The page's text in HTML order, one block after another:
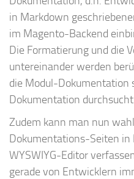
in Markdown
im Magento-Backend
Die Formatierung und die
untereinander werden
die Modul-Dokumentation
Dokumentation
Zudem kann man nun
Dokumentations-Seiten
WYSWIYG-Editor
gerade von Entwicklern